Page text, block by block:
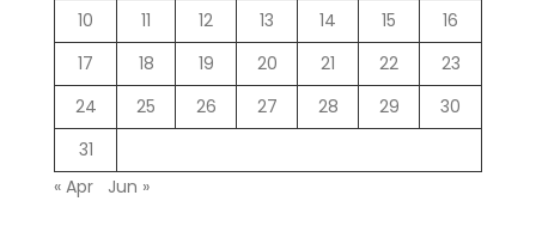
10
11 12 13 14 15
16
17
18 19 20 21 22
23
24
25 26 27 28 29
30
31
« Apr
Jun »